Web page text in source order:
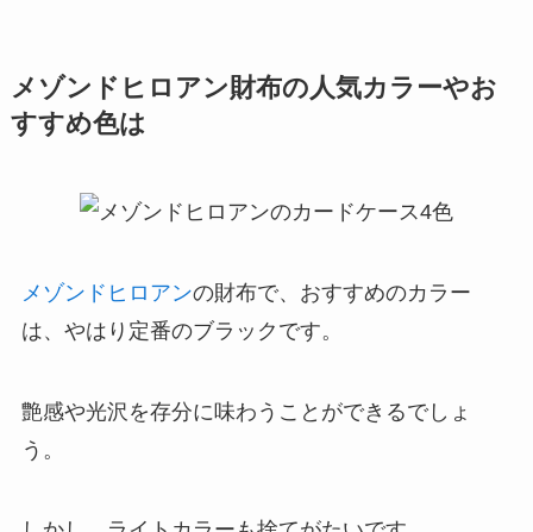
メゾンドヒロアン財布の人気カラーやお
すすめ色は
メゾンドヒロアンの財布で、おすすめのカラー
は、やはり定番のブラックです。
艶感や光沢を存分に味わうことができるでしょ
う。